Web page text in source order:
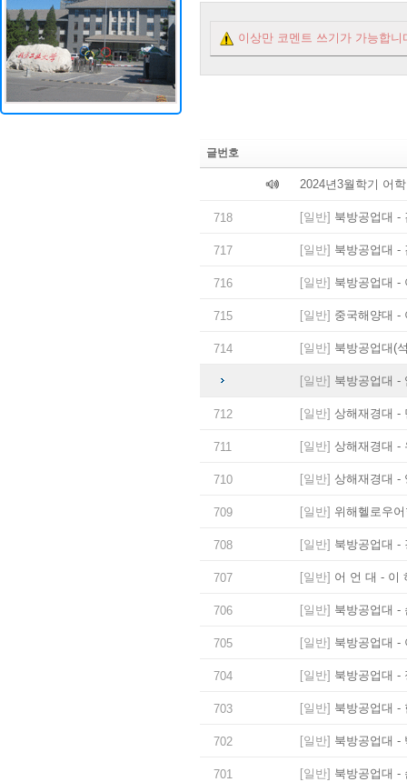
이상만 코멘트 쓰기가 가능합니
글번호
2024년3월학기 어
718 [일반] 북방공업대 -
717 [일반] 북방공업대 -
716 [일반] 북방공업대 -
715 [일반] 중국해양대 -
714 [일반] 북방공업대(
[일반] 북방공업대 -
712 [일반] 상해재경대 -
711 [일반] 상해재경대 -
710 [일반] 상해재경대 -
709 [일반] 위해헬로우
708 [일반] 북방공업대 -
707 [일반] 어 언 대 - 이
706 [일반] 북방공업대 -
705 [일반] 북방공업대 -
704 [일반] 북방공업대 -
703 [일반] 북방공업대 -
702 [일반] 북방공업대 -
701 [일반] 북방공업대 -